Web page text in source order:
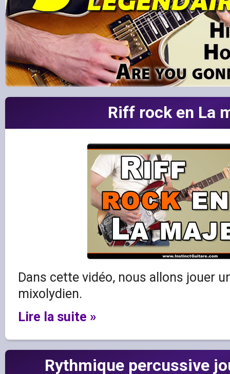
Riff rock en La
Dans cette vidéo, nous allons jouer
mixolydien.
Lire la suite »
Rythmique percussive